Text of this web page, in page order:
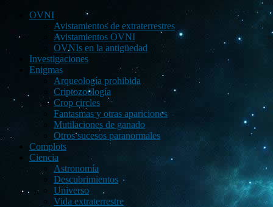
OVNI
Avistamientos de extraterrestres
Avistamientos OVNI
OVNIs en la antigüedad
Investigaciones
Enigmas
Arqueología prohibida
Criptozoología
Crop circles
Fantasmas y otras apariciones
Mutilaciones de ganado
Otros sucesos paranormales
Complots
Ciencia
Astronomía
Descubrimientos
Universo
Vida extraterrestre